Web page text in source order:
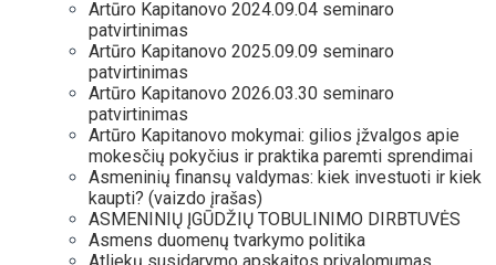
Artūro Kapitanovo 2024.09.04 seminaro
patvirtinimas
Artūro Kapitanovo 2025.09.09 seminaro
patvirtinimas
Artūro Kapitanovo 2026.03.30 seminaro
patvirtinimas
Artūro Kapitanovo mokymai: gilios įžvalgos apie
mokesčių pokyčius ir praktika paremti sprendimai
Asmeninių finansų valdymas: kiek investuoti ir kiek
kaupti? (vaizdo įrašas)
ASMENINIŲ ĮGŪDŽIŲ TOBULINIMO DIRBTUVĖS
Asmens duomenų tvarkymo politika